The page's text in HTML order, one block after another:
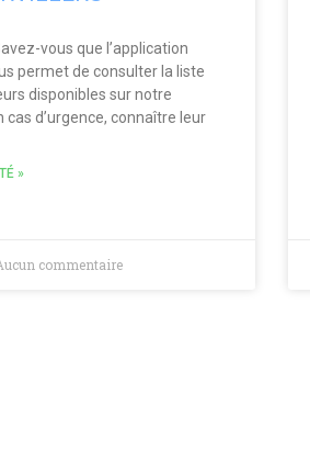
vous que l’application
permet de consulter la liste
disponibles sur notre
cas d’urgence, connaître leur
»
commentaire